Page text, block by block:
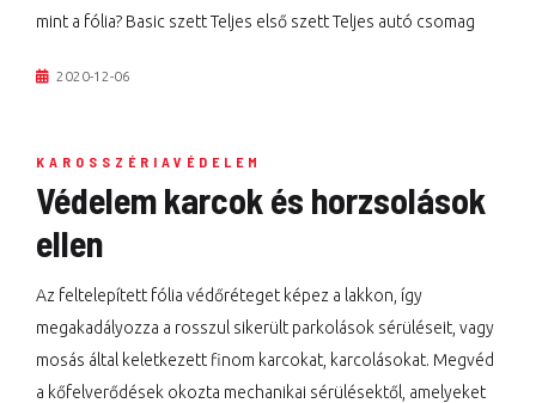
mint a fólia? Basic szett Teljes első szett Teljes autó csomag
2020-12-06
KAROSSZÉRIAVÉDELEM
Védelem karcok és horzsolások
ellen
Az feltelepített fólia védőréteget képez a lakkon, így
megakadályozza a rosszul sikerült parkolások sérüléseit, vagy
mosás által keletkezett finom karcokat, karcolásokat. Megvéd
a kőfelverődések okozta mechanikai sérülésektől, amelyeket